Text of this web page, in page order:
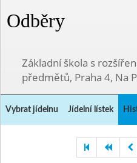
Odběry
Základní škola s
předmětů, Praha 4, Na
Vybrat jídelnu Jídelní lístek